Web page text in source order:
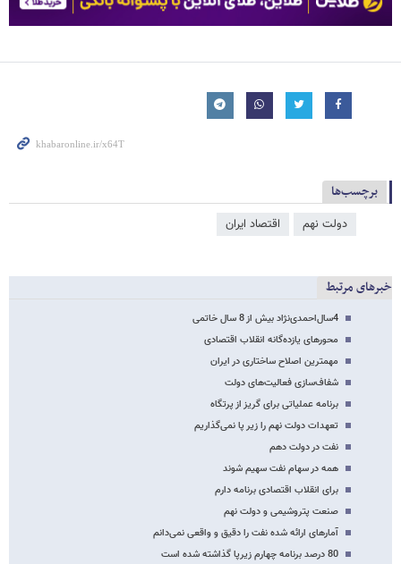
برچسب‌ها
دولت نهم اقتصاد ایران
خبرهای مرتبط
4‌سال‌احمدی‌نژاد بیش از 8 ‌سال خاتمی
محورهای یازده‌گانه انقلاب اقتصادی
مهمترین اصلاح ساختاری در ایران
شفاف‌سازی فعالیت‌های دولت
برنامه عملیاتی برای گریز از پرتگاه
تعهدات دولت نهم را زیر پا نمی‌گذاریم
نفت در دولت دهم
همه در سهام نفت سهیم شوند
برای انقلاب اقتصادی برنامه دارم
صنعت پتروشیمی و دولت نهم
آمارهای ارائه شده نفت را دقیق و واقعی نمی‌دانم
80 درصد برنامه چهارم زیرپا گذاشته شده است